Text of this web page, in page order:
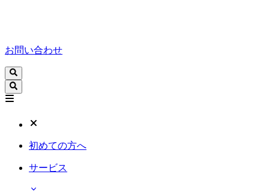
お問い合わせ
初めての方へ
サービス